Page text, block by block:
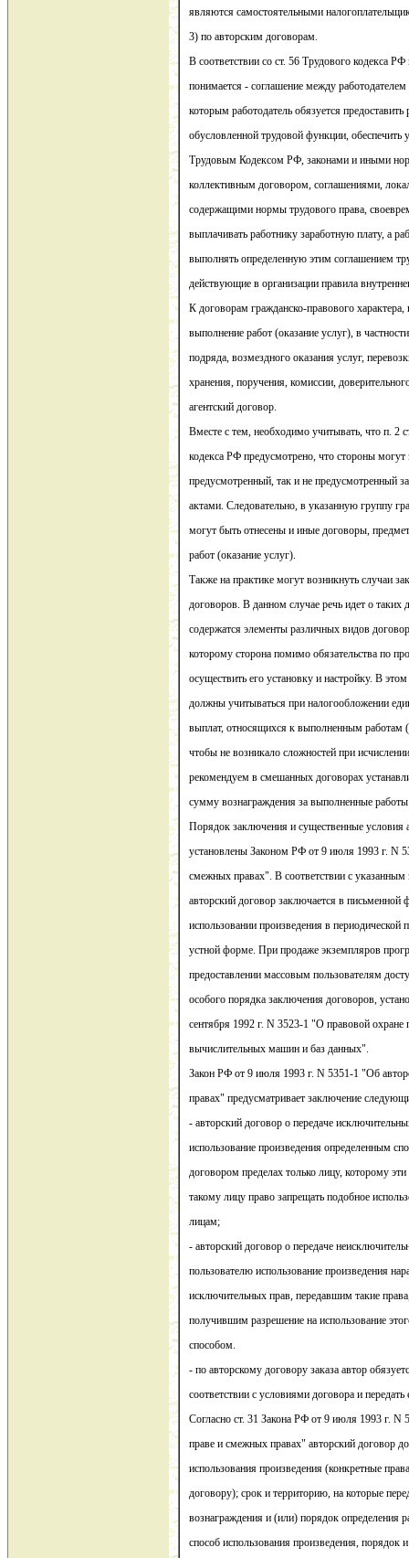
являются самостоятельными
3) по авторским договорам.
В соответствии со ст. 56 Трудового кодекса
понимается - соглашение между
которым работодатель обязуется предоставить
обусловленной трудовой функции, обеспечить
Трудовым Кодексом РФ, законами и иными
коллективным договором, соглашениями,
содержащими нормы трудового права,
выплачивать работнику заработную плату, а
выполнять определенную этим соглашением
действующие в организации правила
К договорам гражданско-правового
выполнение работ (оказание услуг), в
подряда, возмездного оказания услуг,
хранения, поручения, комиссии,
агентский договор.
Вместе с тем, необходимо учитывать, что п. 2
кодекса РФ предусмотрено, что стороны могут
предусмотренный, так и не предусмотренный
актами. Следовательно, в указанную группу
могут быть отнесены и иные договоры,
работ (оказание услуг).
Также на практике могут возникнуть случаи
договоров. В данном случае речь идет о таких
содержатся элементы различных видов
которому сторона помимо обязательства по
осуществить его установку и настройку. В
должны учитываться при налогообложении
выплат, относящихся к выполненным работам
чтобы не возникало сложностей при
рекомендуем в смешанных договорах
сумму вознаграждения за выполненные
Порядок заключения и существенные условия
установлены Законом РФ от 9 июля 1993 г. N
смежных правах". В соответствии с
авторский договор заключается в
использовании произведения в
устной форме. При продаже экземпляров
предоставлении массовым пользователям
особого порядка заключения договоров,
сентября 1992 г. N 3523-1 "О правовой
вычислительных машин и баз данных".
Закон РФ от 9 июля 1993 г. N 5351-1 "Об
правах" предусматривает заключение
- авторский договор о передаче
использование произведения определенным
договором пределах только лицу, которому
такому лицу право запрещать подобное
лицам;
- авторский договор о передаче
пользователю использование произведения
исключительных прав, передавшим такие
получившим разрешение на использование
способом.
- по авторскому договору заказа автор
соответствии с условиями договора и передать
Согласно ст. 31 Закона РФ от 9 июля 1993 г. N
праве и смежных правах" авторский договор
использования произведения (конкретные
договору); срок и территорию, на которые
вознаграждения и (или) порядок определения
способ использования произведения, порядок